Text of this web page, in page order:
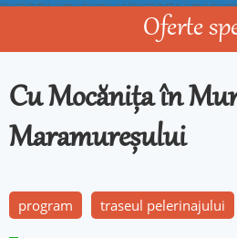
Oferte
Cu Mocănița în
Maramureșului
program traseul pelerinajului